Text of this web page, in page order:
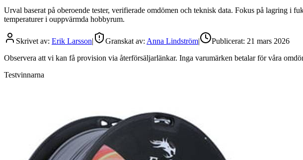
Urval baserat på oberoende tester, verifierade omdömen och teknisk data. Fokus på lagring i
temperaturer i ouppvärmda hobbyrum.
Skrivet av: Erik Larsson| Granskat av: Anna Lindström| Publicerat: 21 mars 2026
Observera att vi kan få provision via återförsäljarlänkar. Inga varumärken betalar för våra
Testvinnarna